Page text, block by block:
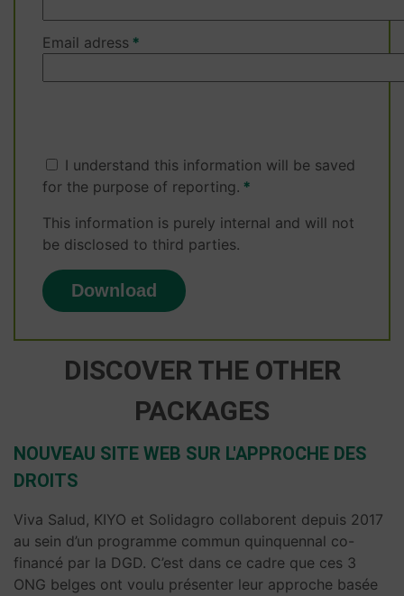
Email adress
I understand this information will be saved
for the purpose of reporting.
This information is purely internal and will not
be disclosed to third parties.
DISCOVER THE OTHER
PACKAGES
NOUVEAU SITE WEB SUR L'APPROCHE DES
DROITS
Viva Salud, KIYO et Solidagro collaborent depuis 2017
au sein d’un programme commun quinquennal co-
financé par la DGD. C’est dans ce cadre que ces 3
ONG belges ont voulu présenter leur approche basée